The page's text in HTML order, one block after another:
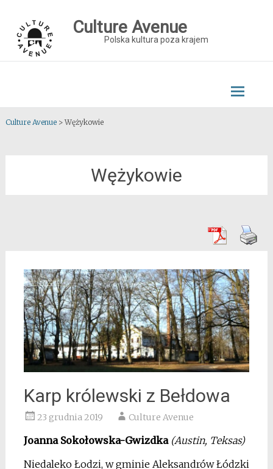
content
Culture Avenue
Polska kultura poza krajem
Culture Avenue> Wężykowie
Wężykowie
Karp królewski z Bełdowa
23 grudnia 2019 Culture Avenue
Joanna Sokołowska-Gwizdka (Austin, Teksas)
Niedaleko Łodzi, w gminie Aleksandrów Łódzki